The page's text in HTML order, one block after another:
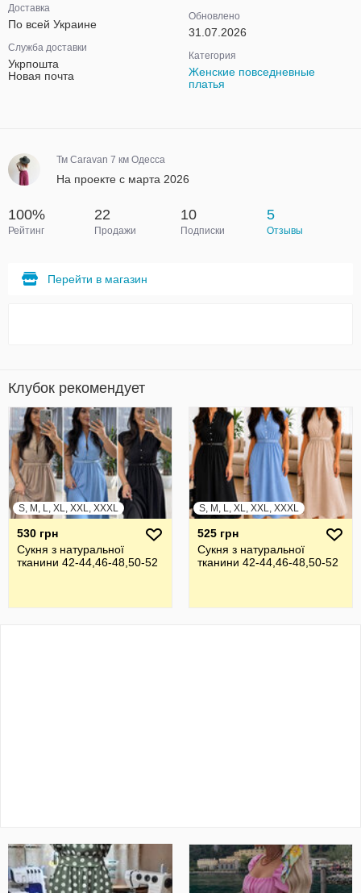
Доставка
По всей Украине
Служба доставки
Укрпошта
Новая почта
Обновлено
31.07.2026
Категория
Женские повседневные
платья
Тм Caravan 7 км Одесса
На проекте с марта 2026
100%
Рейтинг
22
Продажи
10
Подписки
5
Отзывы
Перейти в магазин
Клубок рекомендует
S, M, L, XL, XXL, XXXL
530 грн
Сукня з натуральної
тканини 42-44,46-48,50-52
S, M, L, XL, XXL, XXXL
525 грн
Сукня з натуральної
тканини 42-44,46-48,50-52